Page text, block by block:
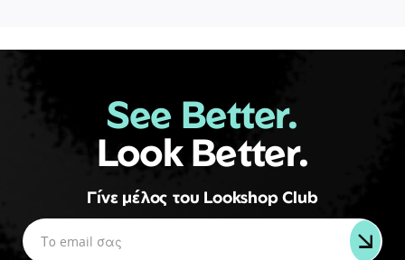
See Better.
Look Better.
Γίνε μέλος του Lookshop Club